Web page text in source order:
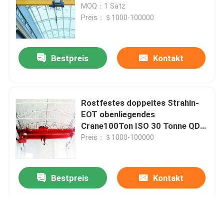
MOQ：1 Satz
Preis：＄1000-100000
Bestpreis Kontakt
Rostfestes doppeltes Strahln-
EOT obenliegendes
Crane100Ton ISO 30 Tonne QD-
Art
Preis：＄1000-100000
Bestpreis Kontakt